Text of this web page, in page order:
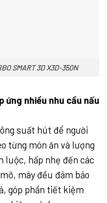
SMART 3D X3D-350N
ứng nhiều nhu cầu nấu
suất hút để người
từng món ăn và lượng
luộc, hấp nhẹ đến các
máy đều đảm bảo
góp phần tiết kiệm